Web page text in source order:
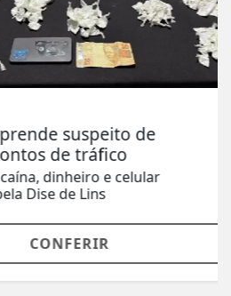
suspeito de
de tráfico
dinheiro e celular
de Lins
CONFERIR